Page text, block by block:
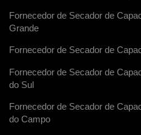
Fornecedor de Secador de
Grande
Fornecedor de Secador de
Fornecedor de Secador de
do Sul
Fornecedor de Secador de
do Campo